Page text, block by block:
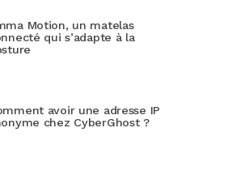
Motion, un matelas
qui s’adapte à la
avoir une adresse IP
chez CyberGhost ?